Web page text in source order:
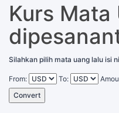
Kurs Mata
Silahkan pilih mata uang lalu isi
From: To:
Convert